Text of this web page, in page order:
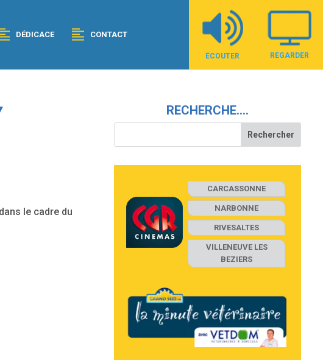
DÉDICACE CONTACT
ÉCOUTER REGARDER
le cadre du
RECHERCHE….
CARCASSONNE
NARBONNE
RIVESALTES
VILLENEUVE LES
BEZIERS